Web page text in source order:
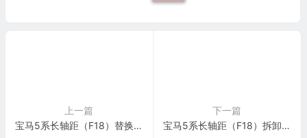
上一篇
宝马5系长轴距（F18）替换自动变速箱热交换器施工与复检标准
下一篇
宝马5系长轴距（F18）拆卸和安装/密封或更换变速箱油底壳施工与复检标准